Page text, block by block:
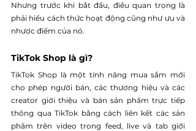
Nhưng trước khi bắt đầu, điều quan trọng là
phải hiểu cách thức hoạt động cũng như ưu và
nhược điểm của nó.
TikTok Shop là gì?
TikTok Shop là một tính năng mua sắm mới
cho phép người bán, các thương hiệu và các
creator giới thiệu và bán sản phẩm trực tiếp
thông qua TikTok bằng cách liên kết các sản
phẩm trên video trong feed, live và tab giới